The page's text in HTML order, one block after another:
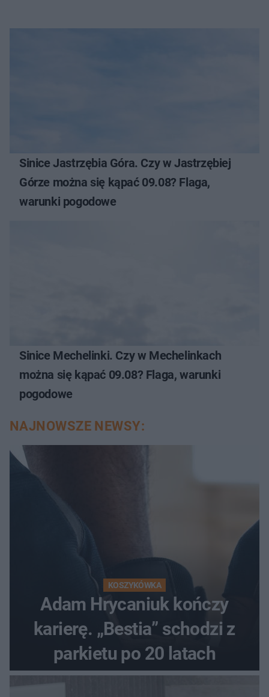
Sinice Jastrzębia Góra. Czy w Jastrzębiej
Górze można się kąpać 09.08? Flaga,
warunki pogodowe
Sinice Mechelinki. Czy w Mechelinkach
można się kąpać 09.08? Flaga, warunki
pogodowe
NAJNOWSZE NEWSY:
KOSZYKÓWKA
Adam Hrycaniuk kończy
karierę. „Bestia” schodzi z
parkietu po 20 latach